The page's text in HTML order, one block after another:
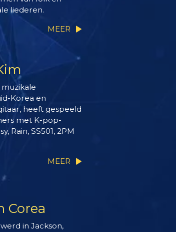
liederen.
MEER
Korea en
heeft gespeeld
met K-pop-
Rain, SS501, 2PM
MEER
Corea
in Jackson,